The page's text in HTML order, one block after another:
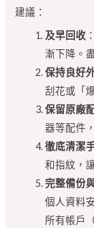
建議：
及早回收
漸下降。
保持良好
刮花或「
保留原廠
器等配件
徹底清潔
和指紋，
完整備份
個人資料
所有帳戶